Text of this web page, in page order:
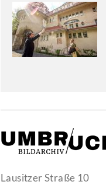
Lausitzer Straße 10